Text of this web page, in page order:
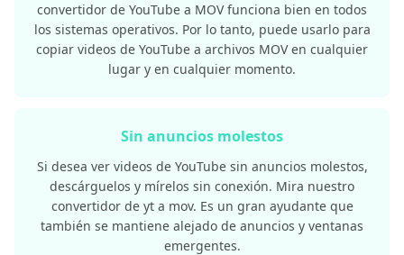
convertidor de YouTube a MOV funciona bien en todos
los sistemas operativos. Por lo tanto, puede usarlo para
copiar videos de YouTube a archivos MOV en cualquier
lugar y en cualquier momento.
Sin anuncios molestos
Si desea ver videos de YouTube sin anuncios molestos,
descárguelos y mírelos sin conexión. Mira nuestro
convertidor de yt a mov. Es un gran ayudante que
también se mantiene alejado de anuncios y ventanas
emergentes.